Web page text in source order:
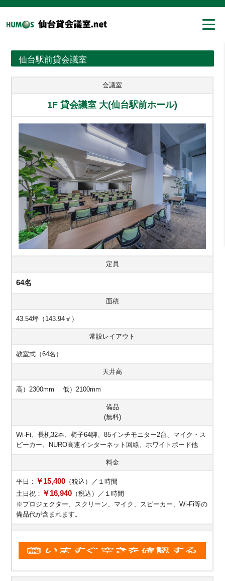
仙台駅前貸会議室
会議室
1F 貸会議室 大(仙台駅前ホール)
定員
64名
面積
43.54坪（143.94㎡）
常設レイアウト
教室式（64名）
天井高
高）2300mm 低）2100mm
備品
(無料)
Wi-Fi、長机32本、椅子64脚、85インチモニター2台、マイク・ス
ピーカー、NURO高速インターネット回線、ホワイトボード他
料金
平日： ￥15,400 （税込）／１時間
土日祝： ￥16,940 （税込）／１時間
※プロジェクター、スクリーン、マイク、スピーカー、Wi-Fi等の
備品代が含まれます。